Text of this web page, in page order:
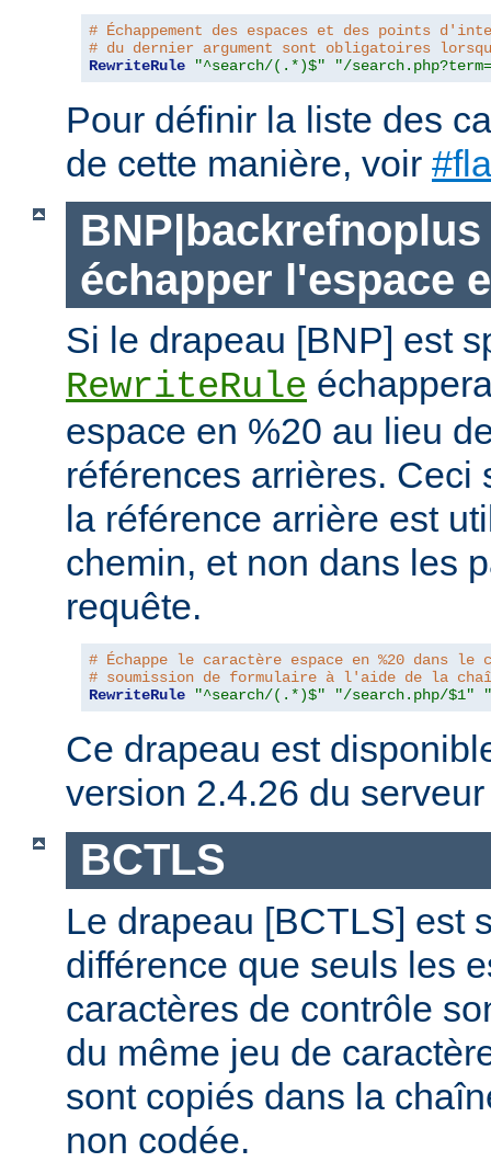
# Échappement des espaces et des points
# du dernier argument sont obligatoires
RewriteRule
"^search/(.*)$" "/
Pour définir la liste des
de cette manière, voir
BNP|backrefnoplus
échapper l'espace
Si le drapeau [BNP] est
RewriteRule
espace en %20 au lieu
références arrières. Ceci
la référence arrière est
chemin, et non dans les
requête.
# Échappe le caractère espace en %20 dans le
# soumission de formulaire à l'aide de la
RewriteRule
"^search/(.*)$" "/search.php/$1"
Ce drapeau est
version 2.4.26 du
BCTLS
Le drapeau [BCTLS] est
différence que seuls les
caractères de contrôle
du même jeu de
sont copiés dans la
non codée.